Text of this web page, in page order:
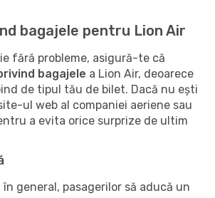
bagajele pentru Lion Air
fără probleme, asigură-te că
bagajele a Lion Air, deoarece
de tipul tău de bilet. Dacă nu ești
ul web al companiei aeriene sau
a evita orice surprize de ultim
general, pasagerilor să aducă un